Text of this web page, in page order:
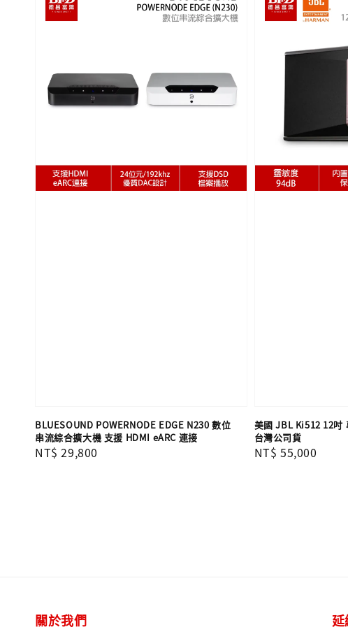
BLUESOUND POWERNODE EDGE N230 數位
串流綜合擴大機 支援 HDMI eARC 連接
Regular
NT$ 29,800
美國 JBL Ki512 12吋
台灣公司貨
Regular
NT$ 55,000
關於我們